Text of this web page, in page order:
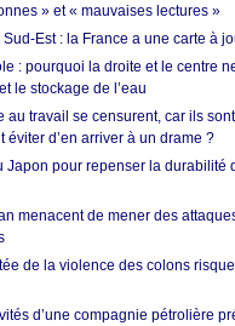
» et « mauvaises lectures »
Est : la France a une carte à
: pourquoi la droite et le centre
le stockage de l’eau
au travail se censurent, car ils
éviter d’en arriver à un drame ?
Japon pour repenser la durabilité
menacent de mener des
de la violence des colons
d’une compagnie pétrolière